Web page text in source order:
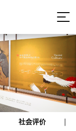
社会评价